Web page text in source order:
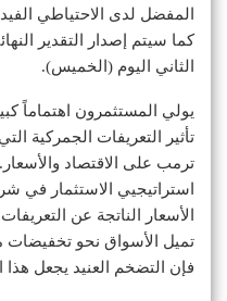
المفضل لدى الاحتياطي
كما سيتم إصدار التقدير
الثاني اليوم (الخميس).
يولي المستثمرون اهتماماً
تأثير التعريفات الجمركية
ترمب على الاقتصاد
استراتيجيي الاستثمار في
الأسعار الناتجة عن
تميل الأسواق نحو تخفيضات
فإن التضخم العنيد يجعل